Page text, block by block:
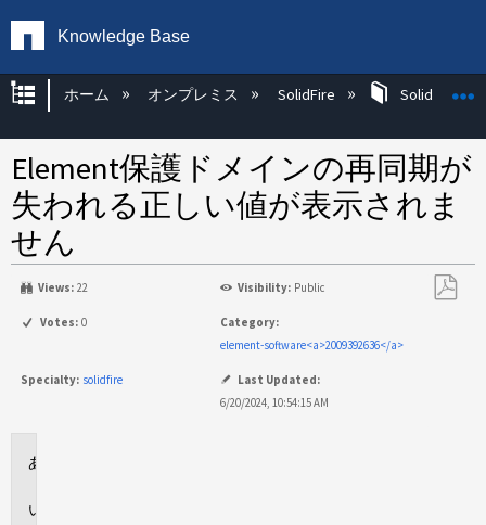
Knowledge Base
グローバル階層を展開/折りたたむ
ホーム オンプレミス SolidFire SolidFire
Element保護ドメインの再同期が
失われる正しい値が表示されま
せん
Views: 22 Visibility: Public
Votes: 0
Category:
element-software<a>2009392636</a>
Specialty: solidfire
Last Updated:
6/20/2024, 10:54:15 AM